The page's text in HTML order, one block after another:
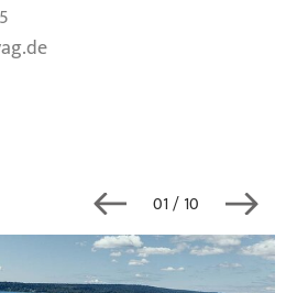
01/ 10